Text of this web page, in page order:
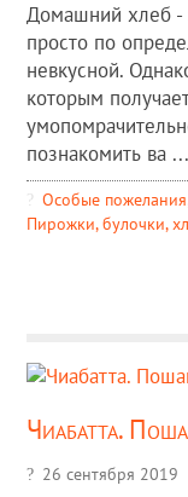
Домашний хлеб -
просто по
невкусной.
которым
познакомить ва ...
Особые пожелания
Пирожки, булочки,
Чиабатта.
26 сентября 2019